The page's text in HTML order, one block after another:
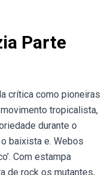
Parte
crítica como pioneiras
tropicalista,
durante o
baixista e. Webos
Com estampa
de rock os mutantes,